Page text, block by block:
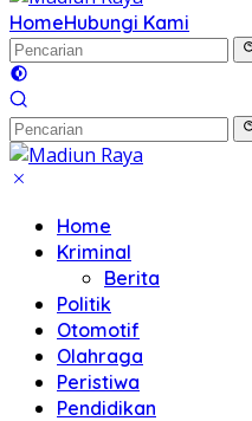
HomeHubungi Kami
Home
Kriminal
Berita
Politik
Otomotif
Olahraga
Peristiwa
Pendidikan